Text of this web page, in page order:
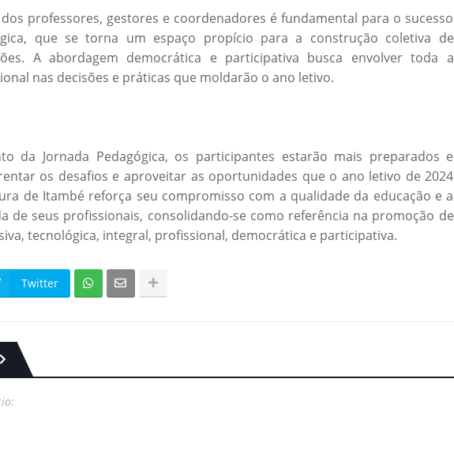
professores, gestores e coordenadores é fundamental para o sucesso
que se torna um espaço propício para a construção coletiva de
A abordagem democrática e participativa busca envolver toda a
nas decisões e práticas que moldarão o ano letivo.
da Jornada Pedagógica, os participantes estarão mais preparados e
os desafios e aproveitar as oportunidades que o ano letivo de 2024
de Itambé reforça seu compromisso com a qualidade da educação e a
de seus profissionais, consolidando-se como referência na promoção de
tecnológica, integral, profissional, democrática e participativa.
Twitter